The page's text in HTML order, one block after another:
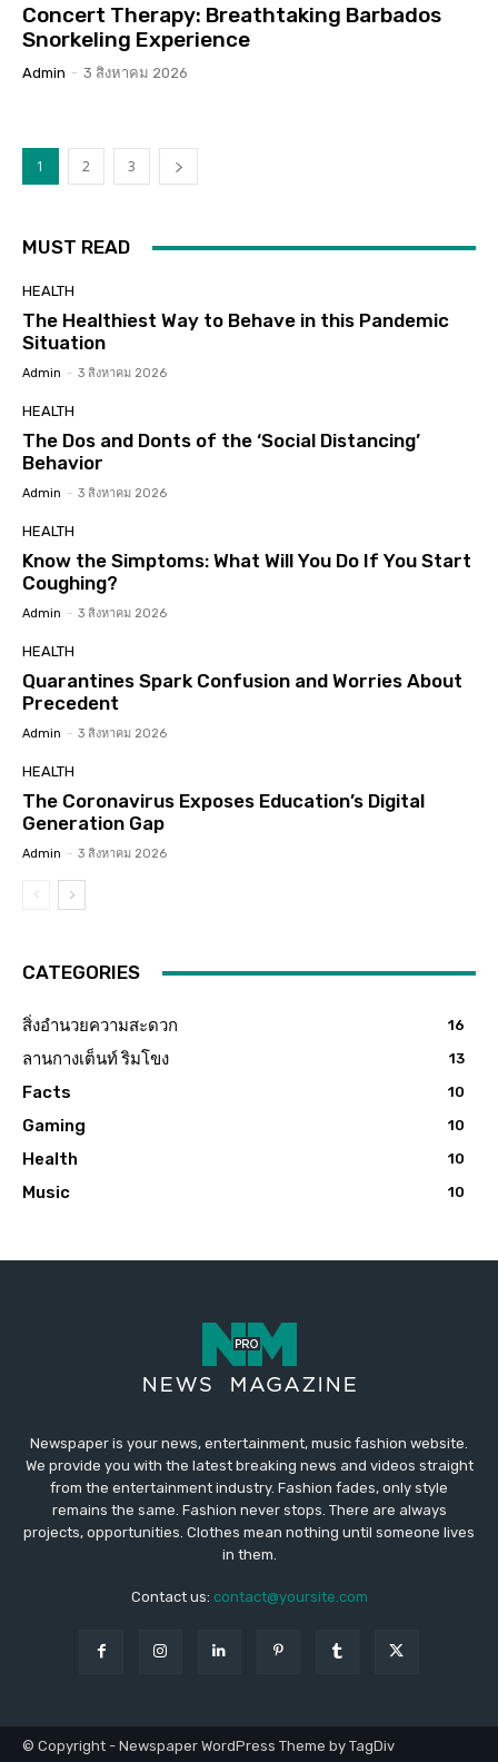
Concert Therapy: Breathtaking Barbados
Snorkeling Experience
Admin - 3 สิงหาคม 2026
1 2 3
MUST READ
HEALTH
The Healthiest Way to Behave in this Pandemic
Situation
Admin - 3 สิงหาคม 2026
HEALTH
The Dos and Donts of the ‘Social Distancing’
Behavior
Admin - 3 สิงหาคม 2026
HEALTH
Know the Simptoms: What Will You Do If You Start
Coughing?
Admin - 3 สิงหาคม 2026
HEALTH
Quarantines Spark Confusion and Worries About
Precedent
Admin - 3 สิงหาคม 2026
HEALTH
The Coronavirus Exposes Education’s Digital
Generation Gap
Admin - 3 สิงหาคม 2026
CATEGORIES
สิ่งอำนวยความสะดวก 16
ลานกางเต็นท์ ริมโขง 13
Facts 10
Gaming 10
Health 10
Music 10
Newspaper is your news, entertainment, music fashion website.
We provide you with the latest breaking news and videos straight
from the entertainment industry. Fashion fades, only style
remains the same. Fashion never stops. There are always
projects, opportunities. Clothes mean nothing until someone lives
in them.
Contact us: contact@yoursite.com
© Copyright - Newspaper WordPress Theme by TagDiv